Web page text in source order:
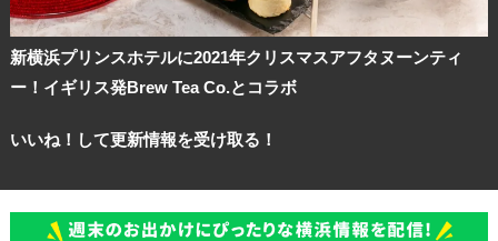
新横浜プリンスホテルに2021年クリスマスアフタヌーンティ
ー！イギリス発Brew Tea Co.とコラボ
いいね！して更新情報を受け取る！